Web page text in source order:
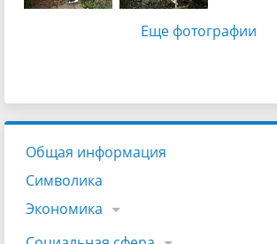
Еще фотографии
Общая информация
Символика
Экономика